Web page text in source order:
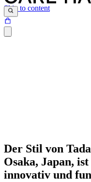
Skip to content
Japanische Tradition
Der Stil von
Osaka, Japan,
innovativ und